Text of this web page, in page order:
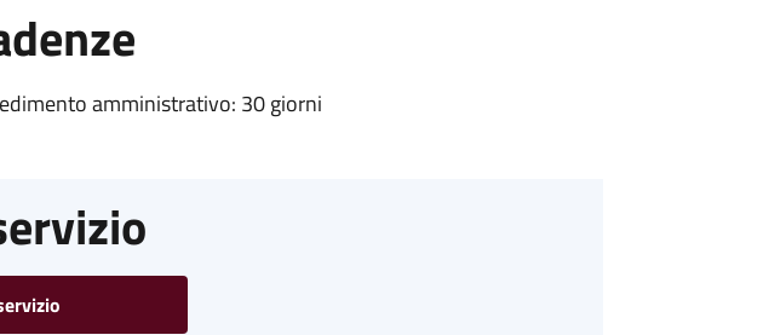
amministrativo: 30 giorni